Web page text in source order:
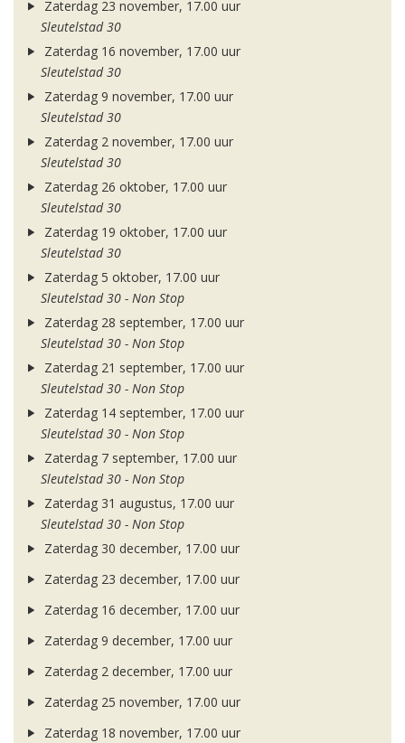
Zaterdag 23 november, 17.00 uur
Sleutelstad 30
Zaterdag 16 november, 17.00 uur
Sleutelstad 30
Zaterdag 9 november, 17.00 uur
Sleutelstad 30
Zaterdag 2 november, 17.00 uur
Sleutelstad 30
Zaterdag 26 oktober, 17.00 uur
Sleutelstad 30
Zaterdag 19 oktober, 17.00 uur
Sleutelstad 30
Zaterdag 5 oktober, 17.00 uur
Sleutelstad 30 - Non Stop
Zaterdag 28 september, 17.00 uur
Sleutelstad 30 - Non Stop
Zaterdag 21 september, 17.00 uur
Sleutelstad 30 - Non Stop
Zaterdag 14 september, 17.00 uur
Sleutelstad 30 - Non Stop
Zaterdag 7 september, 17.00 uur
Sleutelstad 30 - Non Stop
Zaterdag 31 augustus, 17.00 uur
Sleutelstad 30 - Non Stop
Zaterdag 30 december, 17.00 uur
Zaterdag 23 december, 17.00 uur
Zaterdag 16 december, 17.00 uur
Zaterdag 9 december, 17.00 uur
Zaterdag 2 december, 17.00 uur
Zaterdag 25 november, 17.00 uur
Zaterdag 18 november, 17.00 uur